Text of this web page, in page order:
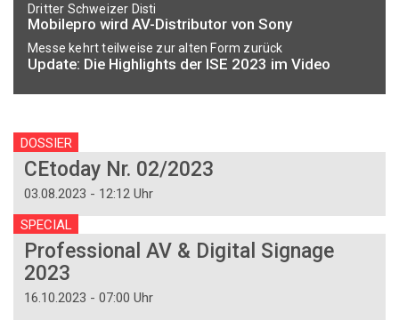
Dritter Schweizer Disti
Mobilepro wird AV-Distributor von Sony
Messe kehrt teilweise zur alten Form zurück
Update: Die Highlights der ISE 2023 im Video
DOSSIER
CEtoday Nr. 02/2023
03.08.2023 - 12:12 Uhr
SPECIAL
Professional AV & Digital Signage
2023
16.10.2023 - 07:00 Uhr